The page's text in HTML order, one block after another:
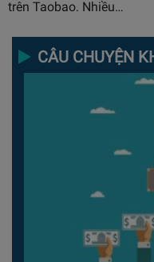
trên Taobao. Nhiều…
CÂU CHUYỆN